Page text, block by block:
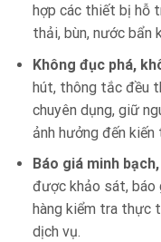
hợp các thiết bị hỗ
thải, bùn, nước bẩn
Không đục phá,
hút, thông tắc đều
chuyên dụng, giữ
ảnh hưởng đến kiến
Báo giá minh
được khảo sát, báo
hàng kiểm tra thực
dịch vụ.